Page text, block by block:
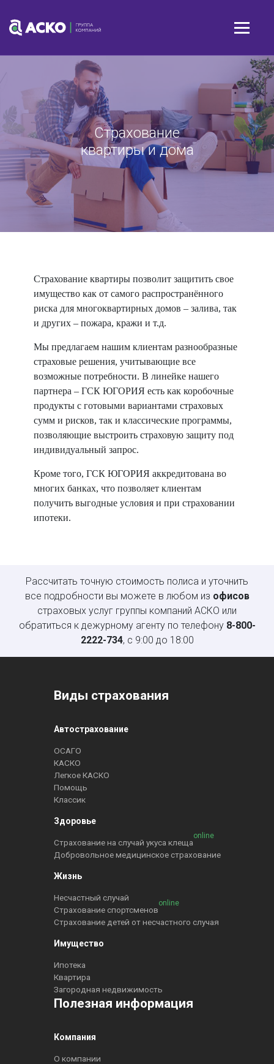
Страхование
квартиры и дома
Страхование квартиры позволит защитить свое
имущество как от самого распространённого
риска для многоквартирных домов – залива, так
и других – пожара, кражи и т.д.
Мы предлагаем нашим клиентам разнообразные
страховые решения, учитывающие все
возможные потребности. В линейке нашего
партнера – ГСК ЮГОРИЯ есть как коробочные
продукты с готовыми вариантами страховых
сумм и рисков, так и классические программы,
позволяющие выстроить страховую защиту под
индивидуальный запрос.
Кроме того, ГСК ЮГОРИЯ аккредитована во
многих банках, что позволяет клиентам
получить выгодные условия и при страховании
ипотеки.
Рассчитать точную стоимость полиса и уточнить
все подробности вы можете в любом из офисов
страховых услуг группы компаний АСКО или
обратиться к дежурному агенту по телефону 8-800-
2222-734, с 9:00 до 18:00
Виды страхования
Автострахование
ОСАГО
КАСКО
Легкое КАСКО
Помощь
Классик
Здоровье
Страхование на случай укуса клеща
online
Добровольное медицинское страхование
Жизнь
Несчастный случай
Страхование спортсменов
online
Страхование детей от несчастного случая
Имущество
Ипотека
Квартира
Загородная недвижимость
Полезная информация
Компания
О компании